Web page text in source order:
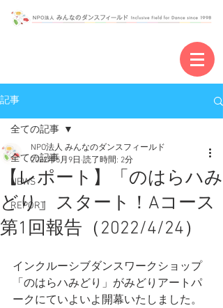
記事
全ての記事
NEWS
REPORT
全ての記事
【レポート】「のはらハみ
どり」スタート！Aコース
第1回報告（2022/4/24）
NPO法人 みんなのダンスフィールド
2022年5月9日 読了時間: 2分
インクルーシブダンスワークショップ
「のはらハみどり」がみどりアートパ
ークにていよいよ開幕いたしました。